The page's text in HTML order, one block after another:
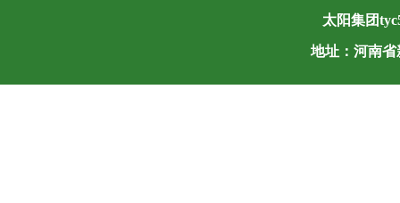
太阳集团
地址：河南省